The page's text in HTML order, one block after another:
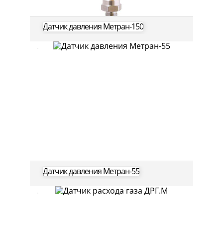
Датчик давления Метран-150
Датчик давления Метран-55